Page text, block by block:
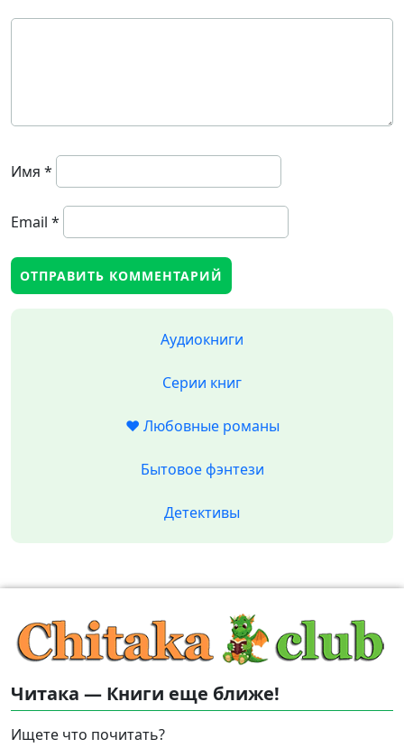
Имя *
Email *
Аудиокниги
Серии книг
❤️ Любовные романы
Бытовое фэнтези
Детективы
Читака — Книги еще ближе!
Ищете что почитать?